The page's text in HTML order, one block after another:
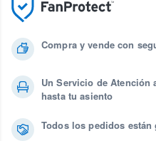
Compra y vende con
Un Servicio de Atención
hasta tu asiento
Todos los pedidos están